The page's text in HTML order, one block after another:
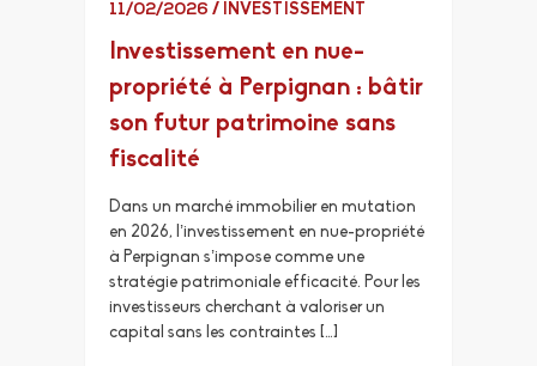
11/02/2026 / INVESTISSEMENT
Investissement en nue-
propriété à Perpignan : bâtir
son futur patrimoine sans
fiscalité
Dans un marché immobilier en mutation
en 2026, l’investissement en nue-propriété
à Perpignan s’impose comme une
stratégie patrimoniale efficacité. Pour les
investisseurs cherchant à valoriser un
capital sans les contraintes […]